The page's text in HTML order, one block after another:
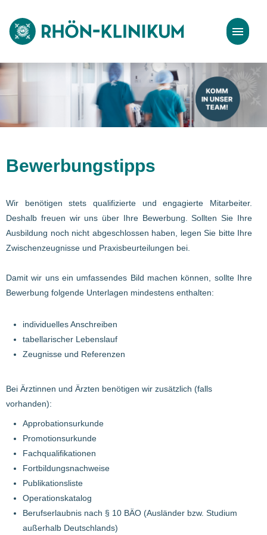
Stellenangebote
Bewerbungstipps
Bewerbungstipps
Wir benötigen stets qualifizierte und engagierte Mitarbeiter.
Deshalb freuen wir uns über Ihre Bewerbung. Sollten Sie Ihre
Ausbildung noch nicht abgeschlossen haben, legen Sie bitte Ihre
Zwischenzeugnisse und Praxisbeurteilungen bei.
Damit wir uns ein umfassendes Bild machen können, sollte Ihre
Bewerbung folgende Unterlagen mindestens enthalten:
individuelles Anschreiben
tabellarischer Lebenslauf
Zeugnisse und Referenzen
Bei Ärztinnen und Ärzten benötigen wir zusätzlich (falls
vorhanden):
Approbationsurkunde
Promotionsurkunde
Fachqualifikationen
Fortbildungsnachweise
Publikationsliste
Operationskatalog
Berufserlaubnis nach § 10 BÄO (Ausländer bzw. Studium
außerhalb Deutschlands)